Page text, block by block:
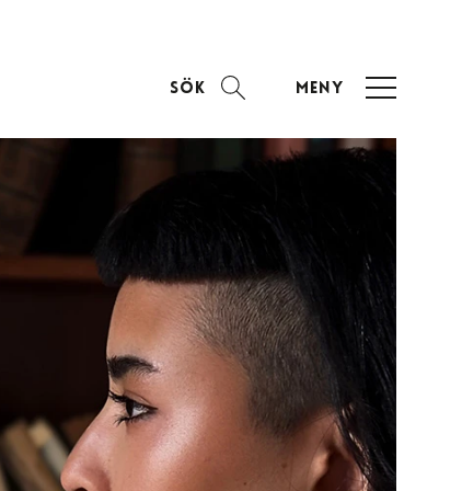
Sök Meny